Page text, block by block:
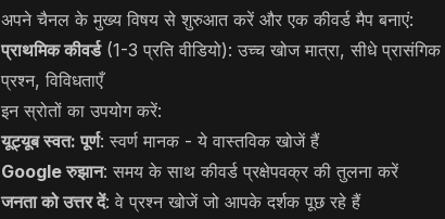
अपने चैनल के मुख्य विषय से शुरुआत करें और एक कीवर्ड मैप बनाएं:
प्राथमिक कीवर्ड(1-3 प्रति वीडियो): उच्च खोज मात्रा, सीधे प्रासंगिक
प्रश्न, विविधताएँ
इन स्रोतों का उपयोग करें:
यूट्यूब स्वत: पूर्ण: स्वर्ण मानक - ये वास्तविक खोजें हैं
Google रुझान: समय के साथ कीवर्ड प्रक्षेपवक्र की तुलना करें
जनता को उत्तर दें: वे प्रश्न खोजें जो आपके दर्शक पूछ रहे हैं